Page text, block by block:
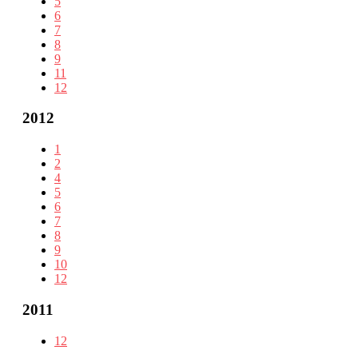
6
7
8
9
11
12
2012
1
2
4
5
6
7
8
9
10
12
2011
12